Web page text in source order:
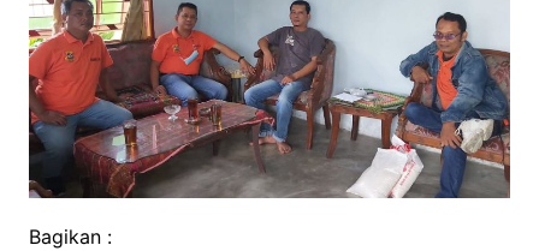
Bagikan :